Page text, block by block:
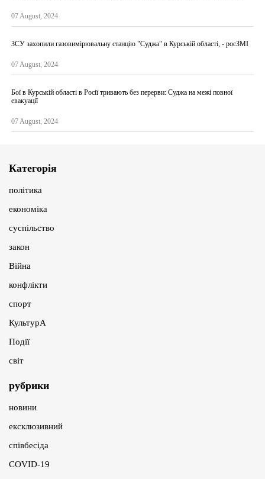
07 August, 2024
ЗСУ захопили газовимірювальну станцію "Суджа" в Курській області, - росЗМІ
07 August, 2024
Бої в Курській області в Росії тривають без перерви: Суджа на межі повної
евакуації
07 August, 2024
Категорія
політика
економіка
суспільство
закон
Війна
конфлікти
спорт
КультурА
Події
світ
рубрики
новини
ексклюзивний
співбесіда
COVID-19